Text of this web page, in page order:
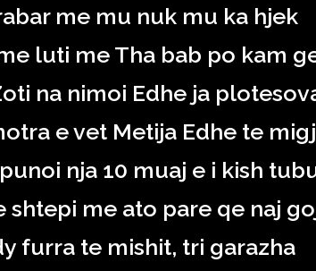
me mu nuk mu ka hjek
luti me Tha bab po kam
na nimoi Edhe ja
e vet Metija Edhe te
nja 10 muaj e i kish
shtepi me ato pare qe naj
furra te mishit, tri garazha